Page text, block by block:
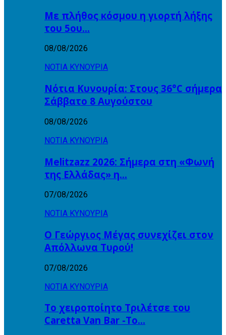
Με πλήθος κόσμου η γιορτή λήξης
του 5ου…
08/08/2026
ΝΟΤΙΑ ΚΥΝΟΥΡΙΑ
Νότια Κυνουρία: Στους 36°C σήμερα
Σάββατο 8 Αυγούστου
08/08/2026
ΝΟΤΙΑ ΚΥΝΟΥΡΙΑ
Melitzazz 2026: Σήμερα στη «Φωνή
της Ελλάδας» η…
07/08/2026
ΝΟΤΙΑ ΚΥΝΟΥΡΙΑ
Ο Γεώργιος Μέγας συνεχίζει στον
Απόλλωνα Τυρού!
07/08/2026
ΝΟΤΙΑ ΚΥΝΟΥΡΙΑ
Το χειροποίητο Τριλέτσε του
Caretta Van Bar -Το…